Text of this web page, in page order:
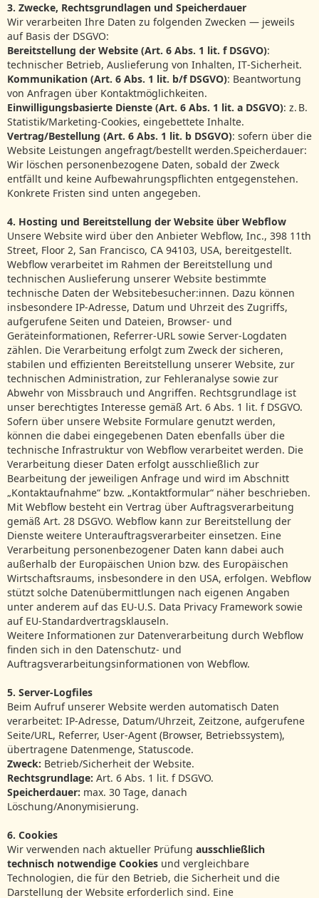
3. Zwecke, Rechtsgrundlagen und Speicherdauer
Wir verarbeiten Ihre Daten zu folgenden Zwecken — jeweils
auf Basis der DSGVO:
Bereitstellung der Website (Art. 6 Abs. 1 lit. f DSGVO):
technischer Betrieb, Auslieferung von Inhalten, IT‑Sicherheit.
Kommunikation (Art. 6 Abs. 1 lit. b/f DSGVO): Beantwortung
von Anfragen über Kontaktmöglichkeiten.
Einwilligungsbasierte Dienste (Art. 6 Abs. 1 lit. a DSGVO): z. B.
Statistik/Marketing‑Cookies, eingebettete Inhalte.
Vertrag/Bestellung (Art. 6 Abs. 1 lit. b DSGVO): sofern über die
Website Leistungen angefragt/bestellt werden.Speicherdauer:
Wir löschen personenbezogene Daten, sobald der Zweck
entfällt und keine Aufbewahrungspflichten entgegenstehen.
Konkrete Fristen sind unten angegeben.
4. Hosting und Bereitstellung der Website über Webflow
Unsere Website wird über den Anbieter Webflow, Inc., 398 11th
Street, Floor 2, San Francisco, CA 94103, USA, bereitgestellt.
Webflow verarbeitet im Rahmen der Bereitstellung und
technischen Auslieferung unserer Website bestimmte
technische Daten der Websitebesucher:innen. Dazu können
insbesondere IP-Adresse, Datum und Uhrzeit des Zugriffs,
aufgerufene Seiten und Dateien, Browser- und
Geräteinformationen, Referrer-URL sowie Server-Logdaten
zählen. Die Verarbeitung erfolgt zum Zweck der sicheren,
stabilen und effizienten Bereitstellung unserer Website, zur
technischen Administration, zur Fehleranalyse sowie zur
Abwehr von Missbrauch und Angriffen. Rechtsgrundlage ist
unser berechtigtes Interesse gemäß Art. 6 Abs. 1 lit. f DSGVO.
Sofern über unsere Website Formulare genutzt werden,
können die dabei eingegebenen Daten ebenfalls über die
technische Infrastruktur von Webflow verarbeitet werden. Die
Verarbeitung dieser Daten erfolgt ausschließlich zur
Bearbeitung der jeweiligen Anfrage und wird im Abschnitt
„Kontaktaufnahme“ bzw. „Kontaktformular“ näher beschrieben.
Mit Webflow besteht ein Vertrag über Auftragsverarbeitung
gemäß Art. 28 DSGVO. Webflow kann zur Bereitstellung der
Dienste weitere Unterauftragsverarbeiter einsetzen. Eine
Verarbeitung personenbezogener Daten kann dabei auch
außerhalb der Europäischen Union bzw. des Europäischen
Wirtschaftsraums, insbesondere in den USA, erfolgen. Webflow
stützt solche Datenübermittlungen nach eigenen Angaben
unter anderem auf das EU-U.S. Data Privacy Framework sowie
auf EU-Standardvertragsklauseln.
Weitere Informationen zur Datenverarbeitung durch Webflow
finden sich in den Datenschutz- und
Auftragsverarbeitungsinformationen von Webflow.
5. Server‑Logfiles
Beim Aufruf unserer Website werden automatisch Daten
verarbeitet: IP‑Adresse, Datum/Uhrzeit, Zeitzone, aufgerufene
Seite/URL, Referrer, User‑Agent (Browser, Betriebssystem),
übertragene Datenmenge, Statuscode.
Zweck: Betrieb/Sicherheit der Website.
Rechtsgrundlage: Art. 6 Abs. 1 lit. f DSGVO.
Speicherdauer: max. 30 Tage, danach
Löschung/Anonymisierung.
6. Cookies
Wir verwenden nach aktueller Prüfung ausschließlich
technisch notwendige Cookies und vergleichbare
Technologien, die für den Betrieb, die Sicherheit und die
Darstellung der Website erforderlich sind. Eine